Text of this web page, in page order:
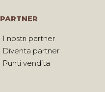
PARTNER
I nostri partner
Diventa partner
Punti vendita